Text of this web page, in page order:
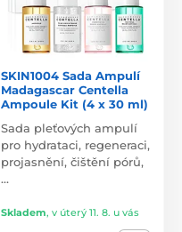
SKIN1004 Sada Ampulí
Madagascar Centella
Ampoule Kit (4 x 30 ml)
Sada pleťových ampulí
pro hydrataci, regeneraci,
projasnění, čištění pórů,
…
Skladem, v úterý 11. 8. u vás